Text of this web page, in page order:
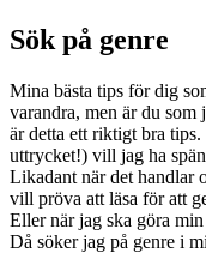
Sök på genre
Mina bästa tips för dig
varandra, men är du som
är detta ett riktigt bra
uttrycket!) vill jag ha
Likadant när det handlar
vill pröva att läsa för att
Eller när jag ska göra
Då söker jag på genre i